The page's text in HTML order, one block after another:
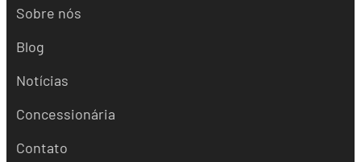
Sobre nós
Blog
Notícias
Concessionária
Contato